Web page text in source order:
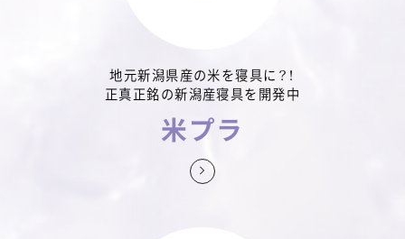
地元新潟県産の米を寝具に？！
正真正銘の新潟産寝具を開発中
米プラ